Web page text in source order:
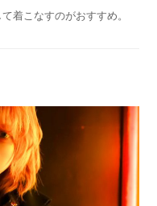
着こなすのがおすすめ。